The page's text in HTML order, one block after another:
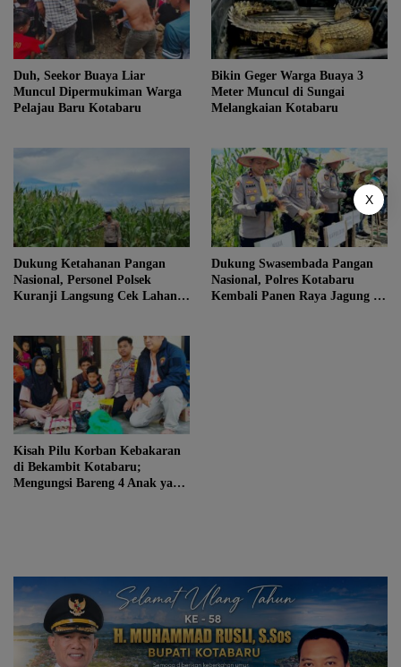
Duh, Seekor Buaya Liar
Muncul Dipermukiman Warga
Pelajau Baru Kotabaru
Bikin Geger Warga Buaya 3
Meter Muncul di Sungai
Melangkaian Kotabaru
Dukung Ketahanan Pangan
Nasional, Personel Polsek
Kuranji Langsung Cek Lahan
Dukung Swasembada Pangan
Nasional, Polres Kotabaru
Kembali Panen Raya Jagung di
Kisah Pilu Korban Kebakaran
di Bekambit Kotabaru;
Mengungsi Bareng 4 Anak yang
X